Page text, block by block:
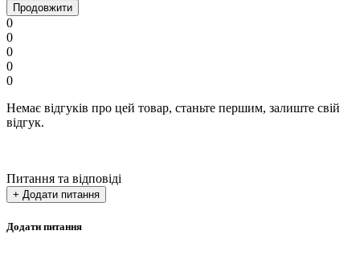
Продовжити
0
0
0
0
0
Немає відгуків про цей товар, станьте першим, залиште свій
відгук.
Питання та відповіді
+ Додати питання
Додати питання